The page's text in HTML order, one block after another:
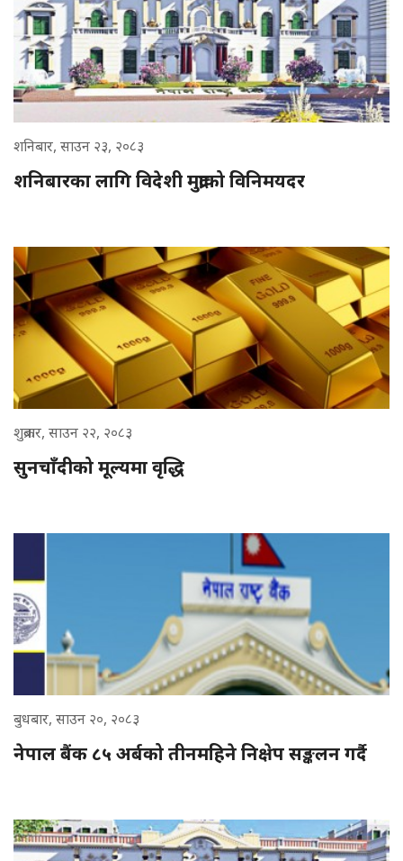
शनिबार, साउन २३, २०८३
शनिबारका लागि विदेशी मुद्राको विनिमयदर
शुक्रबार, साउन २२, २०८३
सुनचाँदीको मूल्यमा वृद्धि
बुधबार, साउन २०, २०८३
नेपाल बैंक ८५ अर्बको तीनमहिने निक्षेप सङ्कलन गर्दै